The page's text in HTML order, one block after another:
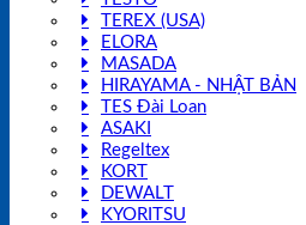
TEREX (USA)
ELORA
MASADA
HIRAYAMA - NHẬT BẢN
TES Đài Loan
ASAKI
Regeltex
KORT
DEWALT
KYORITSU